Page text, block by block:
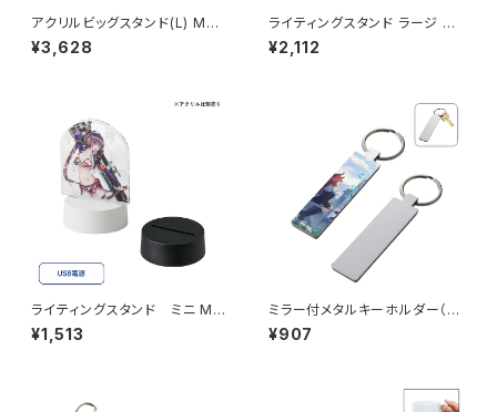
アクリルビッグスタンド(L) MG2
60×420mm
¥3,628
ライティングスタンド ラージ M
G（アクリル板対応）
¥2,112
ライティングスタンド ミニ MG
（アクリル板対応）
¥1,513
ミラー付メタルキーホルダー（ス
¥907